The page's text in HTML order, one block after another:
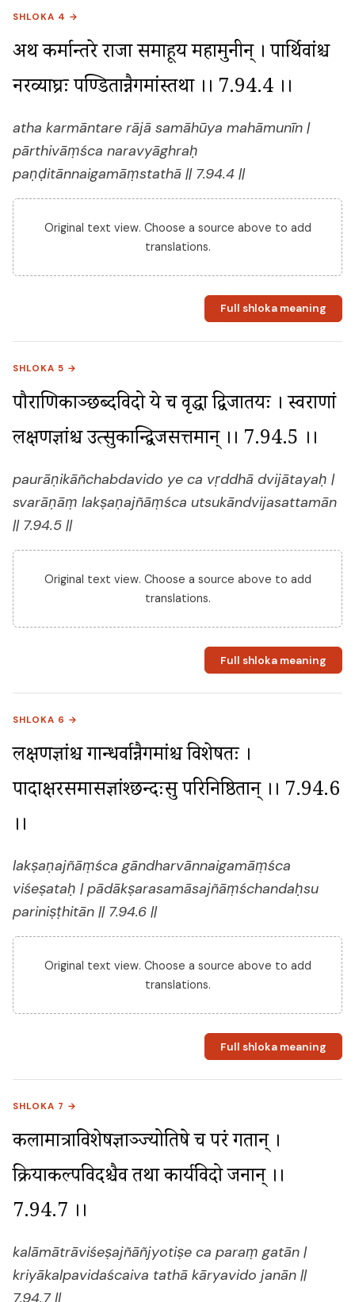
SHLOKA 4 →
अथ कर्मान्तरे राजा समाहूय महामुनीन् । पार्थिवांश्च
नरव्याघ्रः पण्डितान्नैगमांस्तथा ।। 7.94.4 ।।
atha karmāntare rājā samāhūya mahāmunīn |
pārthivāṃśca naravyāghraḥ
paṇḍitānnaigamāṃstathā || 7.94.4 ||
Original text view. Choose a source above to add
translations.
Full shloka meaning
SHLOKA 5 →
पौराणिकाञ्छब्दविदो ये च वृद्धा द्विजातयः । स्वराणां
लक्षणज्ञांश्च उत्सुकान्द्विजसत्तमान् ।। 7.94.5 ।।
paurāṇikāñchabdavido ye ca vṛddhā dvijātayaḥ |
svarāṇāṃ lakṣaṇajñāṃśca utsukāndvijasattamān
|| 7.94.5 ||
Original text view. Choose a source above to add
translations.
Full shloka meaning
SHLOKA 6 →
लक्षणज्ञांश्च गान्धर्वान्नैगमांश्च विशेषतः ।
पादाक्षरसमासज्ञांश्छन्दःसु परिनिष्ठितान् ।। 7.94.6
।।
lakṣaṇajñāṃśca gāndharvānnaigamāṃśca
viśeṣataḥ | pādākṣarasamāsajñāṃśchandaḥsu
pariniṣṭhitān || 7.94.6 ||
Original text view. Choose a source above to add
translations.
Full shloka meaning
SHLOKA 7 →
कलामात्राविशेषज्ञाञ्ज्योतिषे च परं गतान् ।
क्रियाकल्पविदश्चैव तथा कार्यविदो जनान् ।।
7.94.7 ।।
kalāmātrāviśeṣajñāñjyotiṣe ca paraṃ gatān |
kriyākalpavidaścaiva tathā kāryavido janān ||